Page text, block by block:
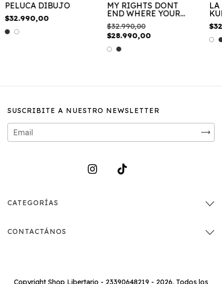
PELUCA DIBUJO
$32.990,00
MY RIGHTS DONT
END WHERE YOUR
FEELINGS BEGIN
$32.990,00
$28.990,00
LA
SUSCRIBITE A NUESTRO NEWSLETTER
CATEGORÍAS
CONTACTÁNOS
Copyright Shop Libertario - 23390648219 - 2026. Todos los